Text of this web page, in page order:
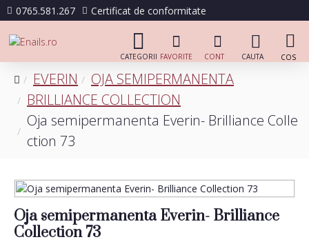
0765.581.267 Certificat de conformitate
EVERIN
OJA SEMIPERMANENTA
BRILLIANCE COLLECTION
Oja semipermanenta Everin- Brilliance Colle
ction 73
Oja semipermanenta Everin- Brilliance
Collection 73